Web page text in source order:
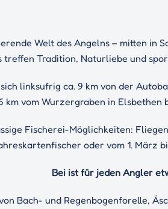
Welt des Angelns – mitten in
treffen Tradition, Naturliebe und
linksufrig ca. 9 km von der
km vom Wurzergraben in
Fischerei-Möglichkeiten:
oder vom 1. März
Bei ist für jeden Angler
Bach- und Regenbogenforelle,